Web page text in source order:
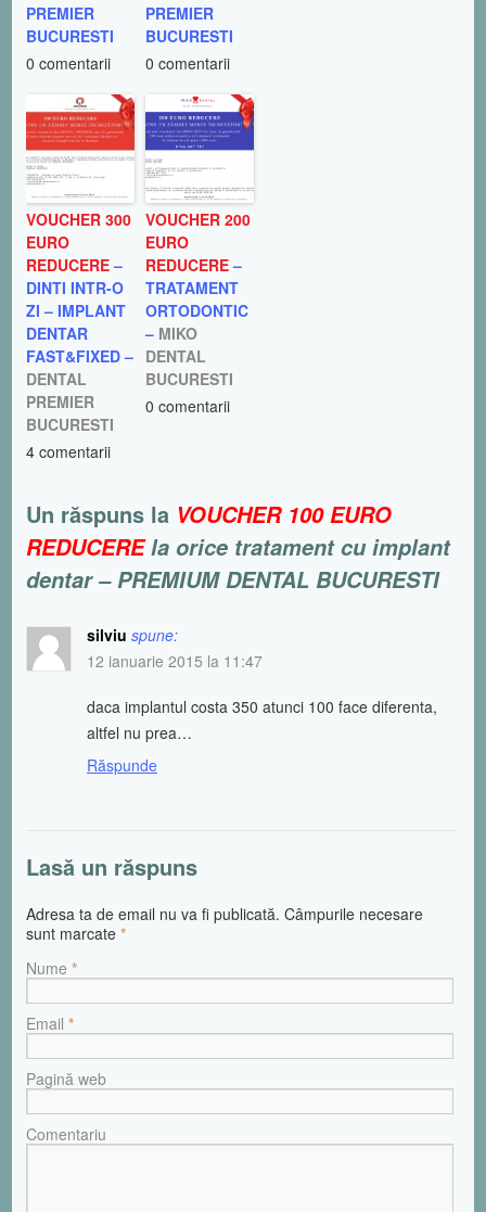
PREMIER
BUCURESTI
0 comentarii
PREMIER
BUCURESTI
0 comentarii
VOUCHER 300
EURO
REDUCERE–
DINTI INTR-O
ZI – IMPLANT
DENTAR
FAST&FIXED –
DENTAL
PREMIER
BUCURESTI
4 comentarii
VOUCHER 200
EURO
REDUCERE–
TRATAMENT
ORTODONTIC
– MIKO
DENTAL
BUCURESTI
0 comentarii
Un răspuns la VOUCHER 100 EURO
REDUCEREla orice tratament cu implant
dentar –PREMIUM DENTAL BUCURESTI
silviu spune:
12 ianuarie 2015 la 11:47
daca implantul costa 350 atunci 100 face diferenta,
altfel nu prea…
Răspunde
Lasă un răspuns
Adresa ta de email nu va fi publicată. Câmpurile necesare
sunt marcate *
Nume *
Email *
Pagină web
Comentariu